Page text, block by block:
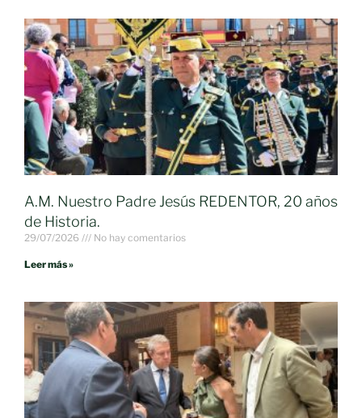
A.M. Nuestro Padre Jesús REDENTOR, 20 años
de Historia.
29/07/2026 No hay comentarios
Leer más »